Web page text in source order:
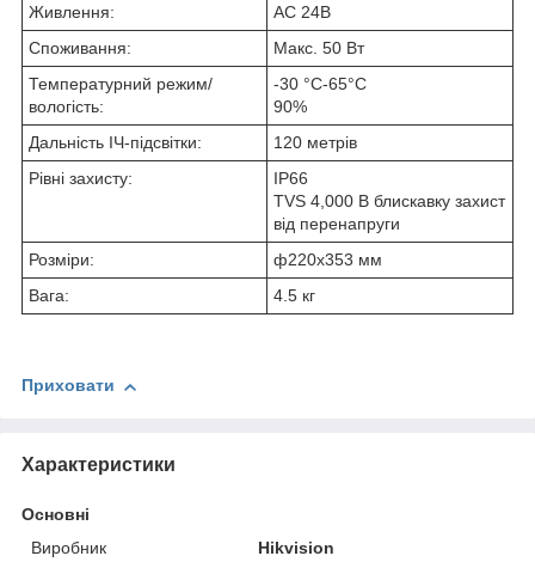
Живлення:
AC 24В
Споживання:
Макс. 50 Вт
Температурний режим/
вологість:
-30 °C-65°C
90%
Дальність ІЧ-підсвітки:
120 метрів
Рівні захисту:
IP66
TVS 4,000 В блискавку захист
від перенапруги
Розміри:
ф220х353 мм
Вага:
4.5 кг
Приховати
Характеристики
Основні
Виробник
Hikvision